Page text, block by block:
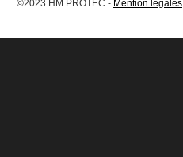
©2023 HM PROTEC - Mention légales